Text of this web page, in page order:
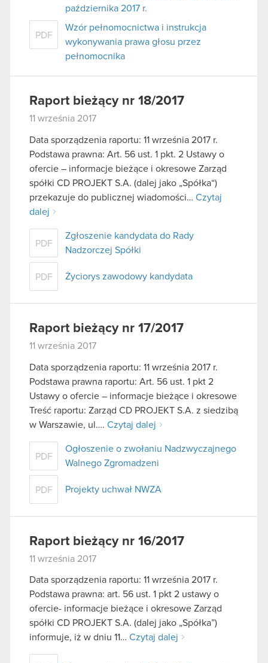
października 2017 r.
PDF
Wzór pełnomocnictwa i instrukcja
wykonywania prawa głosu przez
pełnomocnika
Raport bieżący nr 18/2017
11 września 2017
Data sporządzenia raportu: 11 września 2017 r.
Podstawa prawna: Art. 56 ust. 1 pkt. 2 Ustawy o
ofercie – informacje bieżące i okresowe Zarząd
spółki CD PROJEKT S.A. (dalej jako „Spółka“)
przekazuje do publicznej wiadomości… Czytaj
dalej
PDF
Zgłoszenie kandydata do Rady
Nadzorczej Spółki
PDF Życiorys zawodowy kandydata
Raport bieżący nr 17/2017
11 września 2017
Data sporządzenia raportu: 11 września 2017 r.
Podstawa prawna raportu: Art. 56 ust. 1 pkt 2
Ustawy o ofercie – informacje bieżące i okresowe
Treść raportu: Zarząd CD PROJEKT S.A. z siedzibą
w Warszawie, ul…. Czytaj dalej
PDF
Ogłoszenie o zwołaniu Nadzwyczajnego
Walnego Zgromadzeni
PDF Projekty uchwał NWZA
Raport bieżący nr 16/2017
11 września 2017
Data sporządzenia raportu: 11 września 2017 r.
Podstawa prawna: art. 56 ust. 1 pkt 2 ustawy o
ofercie- informacje bieżące i okresowe Zarząd
spółki CD PROJEKT S.A. (dalej jako „Spółka”)
informuje, iż w dniu 11… Czytaj dalej